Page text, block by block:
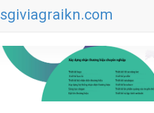
sgiviagraikn.com